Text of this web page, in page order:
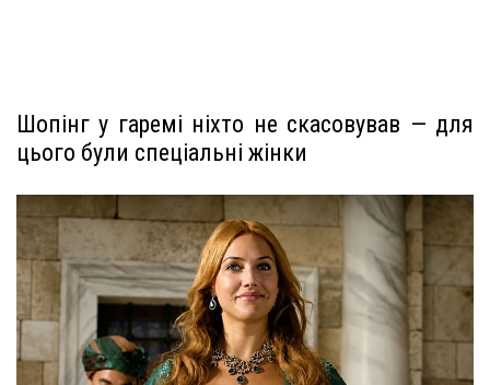
Шопінг у гаремі ніхто не скасовував — для
цього були спеціальні жінки